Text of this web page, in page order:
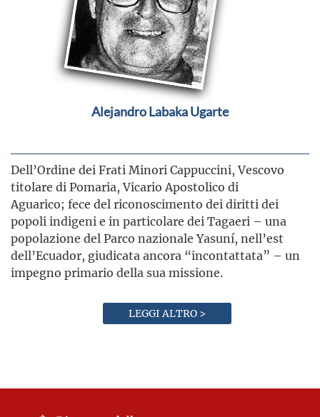
Alejandro Labaka Ugarte
Dell’Ordine dei Frati Minori Cappuccini, Vescovo
titolare di Pomaria, Vicario Apostolico di
Aguarico; fece del riconoscimento dei diritti dei
popoli indigeni e in particolare dei Tagaeri – una
popolazione del Parco nazionale Yasuní, nell’est
dell’Ecuador, giudicata ancora “incontattata” – un
impegno primario della sua missione.
LEGGI ALTRO >